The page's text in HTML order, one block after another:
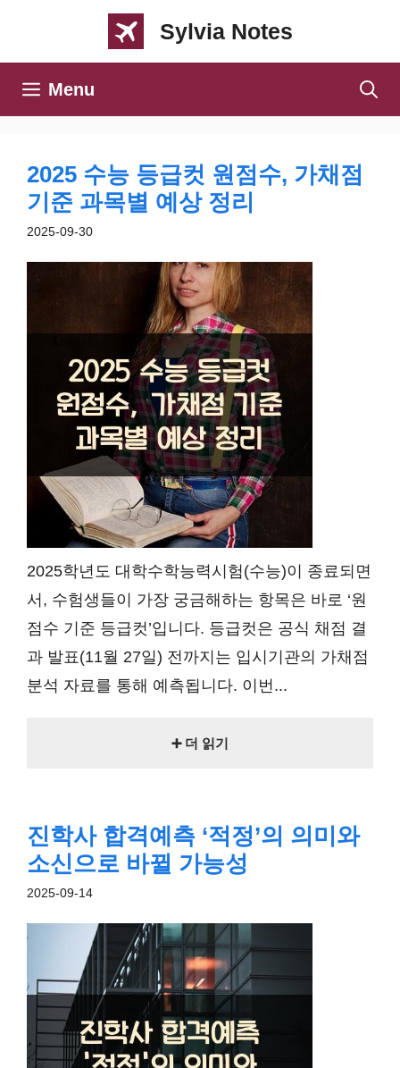
Sylvia Notes
Menu
2025 수능 등급컷 원점수, 가채점
기준 과목별 예상 정리
2025-09-30
2025학년도 대학수학능력시험(수능)이 종료되면
서, 수험생들이 가장 궁금해하는 항목은 바로 ‘원
점수 기준 등급컷’입니다. 등급컷은 공식 채점 결
과 발표(11월 27일) 전까지는 입시기관의 가채점
분석 자료를 통해 예측됩니다. 이번...
➕ 더 읽기
진학사 합격예측 ‘적정’의 의미와
소신으로 바뀔 가능성
2025-09-14